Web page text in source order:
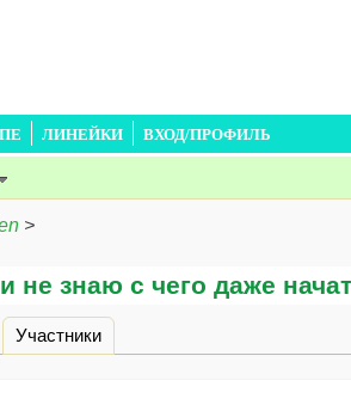
ЛИНЕЙКИ ВХОД/ПРОФИЛЬ
>
не знаю с чего даже
Участники